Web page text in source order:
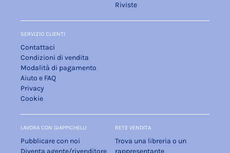
Riviste
SERVIZIO CLIENTI
Contattaci
Condizioni di vendita
Modalità di pagamento
Aiuto e FAQ
Privacy
Cookie
LAVORA CON GIAPPICHELLI
Pubblicare con noi
RETE VENDITA
Trova una libreria o un